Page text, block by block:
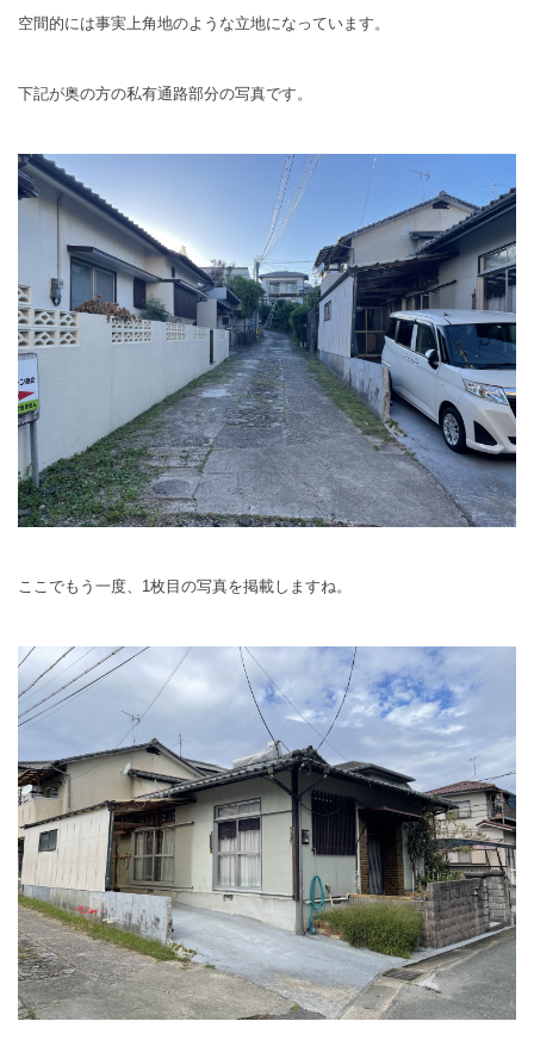
空間的には事実上角地のような立地になっています。
下記が奥の方の私有通路部分の写真です。
ここでもう一度、1枚目の写真を掲載しますね。